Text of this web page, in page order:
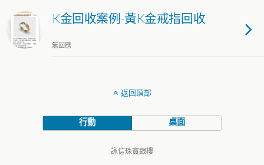
K金回收案例-黃K金戒指回收
無回應
返回頂部
行動 桌面
詠信珠寶銀樓